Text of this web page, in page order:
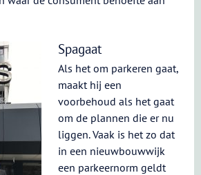
Spagaat
Als het om parkeren gaat,
maakt hij een
voorbehoud als het gaat
om de plannen die er nu
liggen. Vaak is het zo dat
in een nieuwbouwwijk
een parkeernorm geldt